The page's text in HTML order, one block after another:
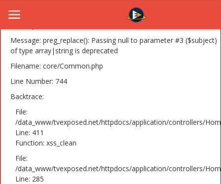
A PHP Error was encountered
Message: preg_replace(): Passing null to parameter #3 ($subject)
of type array|string is deprecated
Filename: core/Common.php
Line Number: 744
Backtrace:
File:
/data_www/tvexposed.net/httpdocs/application/controllers/
Line: 411
Function: xss_clean
File:
/data_www/tvexposed.net/httpdocs/application/controllers/
Line: 285
Home
TV Serije
Filmovi
Glumci
Contact